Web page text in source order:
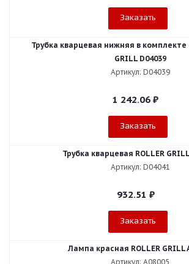
Заказать
Трубка кварцевая нижняя в комплекте
GRILL D04039
Артикул: D04039
1 242.06 ₽
Заказать
Трубка кварцевая ROLLER
Артикул: D04041
932.51 ₽
Заказать
Лампа красная ROLLER GRILL
Артикул: A08005